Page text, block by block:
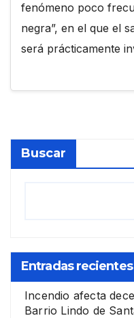
fenómeno poco
negra”, en el que el
será prácticamente
Buscar
Entradas recientes
Incendio afecta
Barrio Lindo de